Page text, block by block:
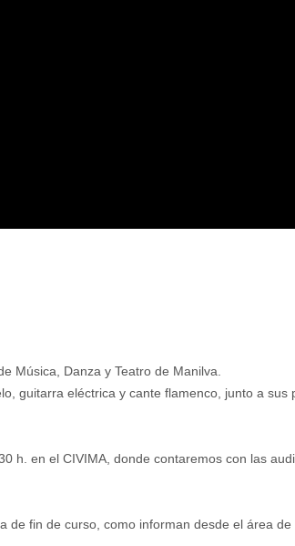
Música, Danza y Teatro de Manilva.
guitarra eléctrica y cante flamenco, junto a
h. en el CIVIMA, donde contaremos con las
fin de curso, como informan desde el área